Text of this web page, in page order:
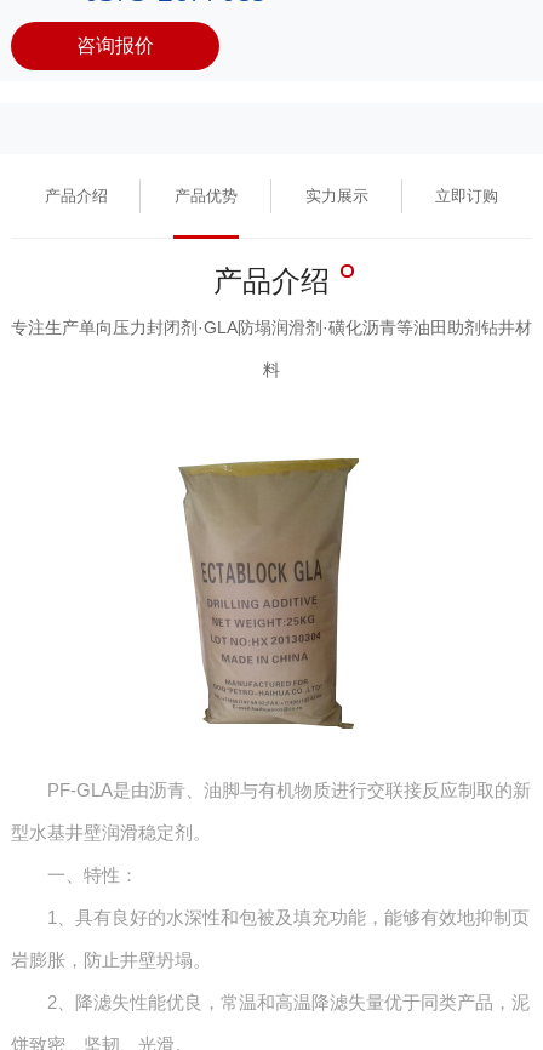
咨询报价
产品介绍 产品优势 实力展示 立即订购
产品介绍
专注生产单向压力封闭剂·GLA防塌润滑剂·磺化沥青等油田助剂钻井材
料
PF-GLA是由沥青、油脚与有机物质进行交联接反应制取的新
型水基井壁润滑稳定剂。
一、特性：
1、具有良好的水深性和包被及填充功能，能够有效地抑制页
岩膨胀，防止井壁坍塌。
2、降滤失性能优良，常温和高温降滤失量优于同类产品，泥
饼致密、坚韧、光滑。